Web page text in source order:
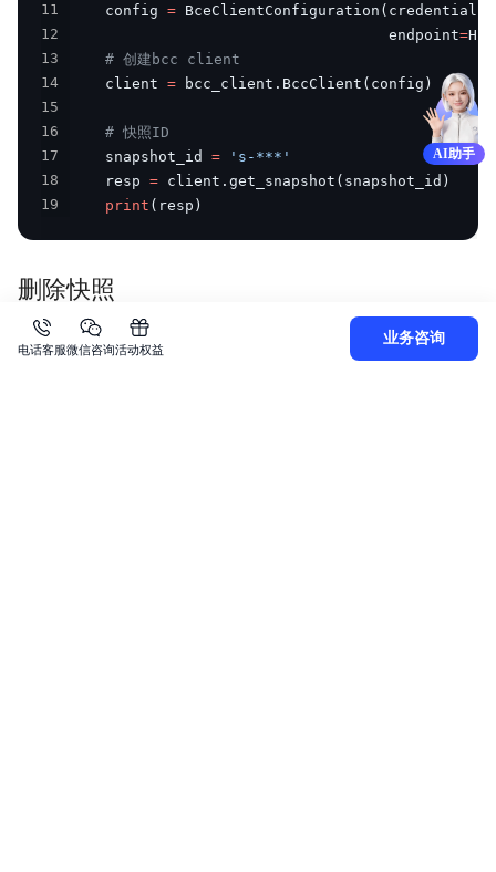
11
    config
= BceClientConfiguration ( credentials
12
                                    endpoint
=
13
# 创建bcc client
14
    client
= bcc_client . BccClient ( config )
15
16
# 快照ID
17
    snapshot_id
=
's-***'
18
    resp
= client . get_snapshot ( snapshot_id )
19
print ( resp )
删除快照
使用如下的代码可以通过指定快照ID删除快照：
AI助手
电话客服微信咨询活动权益
业务咨询